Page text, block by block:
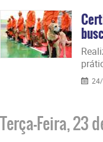
Terça-Feira, 23